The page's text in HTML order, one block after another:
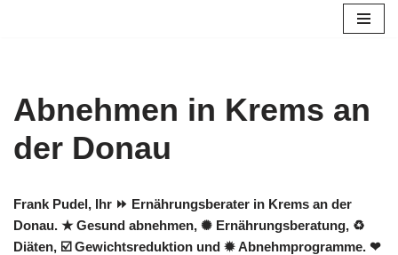
Abnehmen in Krems an
der Donau
Frank Pudel, Ihr ⏩ Ernährungsberater in Krems an der
Donau. ★ Gesund abnehmen, ✺ Ernährungsberatung, ♻
Diäten, ☑️ Gewichtsreduktion und ✹ Abnehmprogramme. ❤